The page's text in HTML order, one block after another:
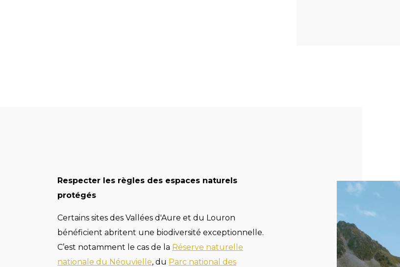
Respecter les règles des espaces naturels
protégés
Certains sites des Vallées d'Aure et du Louron
bénéficient abritent une biodiversité exceptionnelle.
C’est notamment le cas de la Réserve naturelle
nationale du Néouvielle, du Parc national des